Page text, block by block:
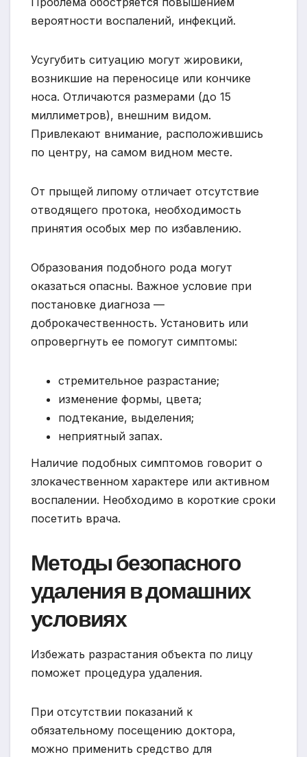
вероятности воспалений, инфекций.
Усугубить ситуацию могут жировики,
возникшие на переносице или кончике
носа. Отличаются размерами (до 15
миллиметров), внешним видом.
Привлекают внимание, расположившись
по центру, на самом видном месте.
От прыщей липому отличает отсутствие
отводящего протока, необходимость
принятия особых мер по избавлению.
Образования подобного рода могут
оказаться опасны. Важное условие при
постановке диагноза —
доброкачественность. Установить или
опровергнуть ее помогут симптомы:
стремительное разрастание;
изменение формы, цвета;
подтекание, выделения;
неприятный запах.
Наличие подобных симптомов говорит о
злокачественном характере или активном
воспалении. Необходимо в короткие сроки
посетить врача.
Методы безопасного
удаления в домашних
условиях
Избежать разрастания объекта по лицу
поможет процедура удаления.
При отсутствии показаний к
обязательному посещению доктора,
можно применить средство для